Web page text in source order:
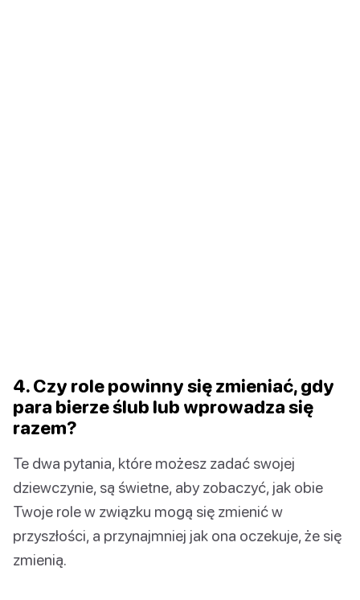
4. Czy role powinny się zmieniać, gdy
para bierze ślub lub wprowadza się
razem?
Te dwa pytania, które możesz zadać swojej
dziewczynie, są świetne, aby zobaczyć, jak obie
Twoje role w związku mogą się zmienić w
przyszłości, a przynajmniej jak ona oczekuje, że się
zmienią.